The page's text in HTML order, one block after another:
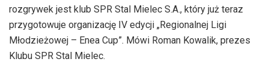
rozgrywek jest klub SPR Stal Mielec S.A., który już teraz
przygotowuje organizację IV edycji „Regionalnej Ligi
Młodzieżowej – Enea Cup”. Mówi Roman Kowalik, prezes
Klubu SPR Stal Mielec.